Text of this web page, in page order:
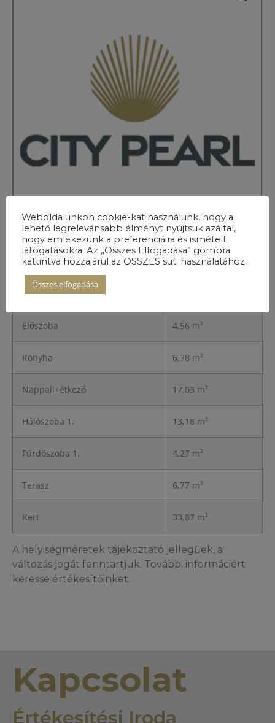
A lakás
részletei
Előszoba 4,56 m²
Konyha 6,78 m²
Nappali+étkező 17,03 m²
Hálószoba 1. 13,18 m²
Fürdőszoba 1. 4,27 m²
Terasz 6,77 m²
Kert 33,87 m²
A helyiségméretek tájékoztató jellegűek, a
változás jogát fenntartjuk. További informáciért
keresse értékesítőinket.
Kapcsolat
Értékesítési Iroda
Weboldalunkon cookie-kat használunk, hogy a
lehető legrelevánsabb élményt nyújtsuk azáltal,
hogy emlékezünk a preferenciáira és ismételt
látogatásokra. Az „Összes Elfogadása” gombra
kattintva hozzájárul az ÖSSZES süti használatához.
Összes elfogadása